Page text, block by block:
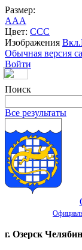
Размер:
AAA
Цвет: CCC
Изображения Вкл.
Обычная версия
Войти
Поиск
Все результаты
г. Озерск